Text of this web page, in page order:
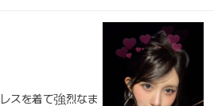
スを着て強烈なま